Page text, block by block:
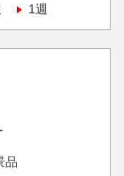
1週
品